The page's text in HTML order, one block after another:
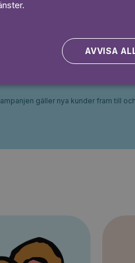
gäller nya kunder fram till
AVVISA